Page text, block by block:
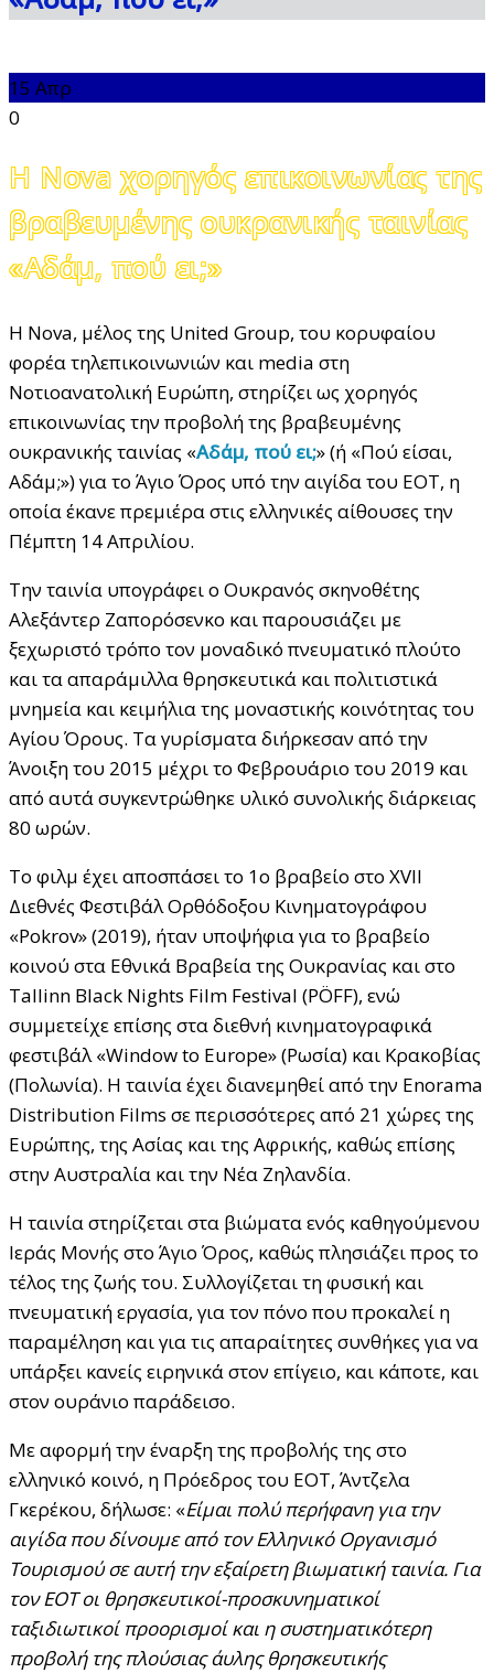
15 Απρ
0
Η Nova χορηγός επικοινωνίας της
βραβευμένης ουκρανικής ταινίας
«Αδάμ, πού ει;»
Η Nova, μέλος της United Group, του κορυφαίου
φορέα τηλεπικοινωνιών και media στη
Νοτιοανατολική Ευρώπη, στηρίζει ως χορηγός
επικοινωνίας την προβολή της βραβευμένης
ουκρανικής ταινίας «Αδάμ, πού ει;» (ή «Πού είσαι,
Αδάμ;») για το Άγιο Όρος υπό την αιγίδα του ΕΟΤ, η
οποία έκανε πρεμιέρα στις ελληνικές αίθουσες την
Πέμπτη 14 Απριλίου.
Την ταινία υπογράφει ο Ουκρανός σκηνοθέτης
Αλεξάντερ Ζαπορόσενκο και παρουσιάζει με
ξεχωριστό τρόπο τον μοναδικό πνευματικό πλούτο
και τα απαράμιλλα θρησκευτικά και πολιτιστικά
μνημεία και κειμήλια της μοναστικής κοινότητας του
Αγίου Όρους. Τα γυρίσματα διήρκεσαν από την
Άνοιξη του 2015 μέχρι το Φεβρουάριο του 2019 και
από αυτά συγκεντρώθηκε υλικό συνολικής διάρκειας
80 ωρών.
Το φιλμ έχει αποσπάσει το 1ο βραβείο στο XVII
Διεθνές Φεστιβάλ Ορθόδοξου Κινηματογράφου
«Pokrov» (2019), ήταν υποψήφια για το βραβείο
κοινού στα Εθνικά Βραβεία της Ουκρανίας και στο
Tallinn Black Nights Film Festival (PÖFF), ενώ
συμμετείχε επίσης στα διεθνή κινηματογραφικά
φεστιβάλ «Window to Europe» (Ρωσία) και Κρακοβίας
(Πολωνία). Η ταινία έχει διανεμηθεί από την Enorama
Distribution Films σε περισσότερες από 21 χώρες της
Ευρώπης, της Ασίας και της Αφρικής, καθώς επίσης
στην Αυστραλία και την Νέα Ζηλανδία.
Η ταινία στηρίζεται στα βιώματα ενός καθηγούμενου
Ιεράς Μονής στο Άγιο Όρος, καθώς πλησιάζει προς το
τέλος της ζωής του. Συλλογίζεται τη φυσική και
πνευματική εργασία, για τον πόνο που προκαλεί η
παραμέληση και για τις απαραίτητες συνθήκες για να
υπάρξει κανείς ειρηνικά στον επίγειο, και κάποτε, και
στον ουράνιο παράδεισο.
Με αφορμή την έναρξη της προβολής της στο
ελληνικό κοινό, η Πρόεδρος του ΕΟΤ, Άντζελα
Γκερέκου, δήλωσε: «Είμαι πολύ περήφανη για την
αιγίδα που δίνουμε από τον Ελληνικό Οργανισμό
Τουρισμού σε αυτή την εξαίρετη βιωματική ταινία. Για
τον ΕΟΤ οι θρησκευτικοί-προσκυνηματικοί
ταξιδιωτικοί προορισμοί και η συστηματικότερη
προβολή της πλούσιας άυλης θρησκευτικής